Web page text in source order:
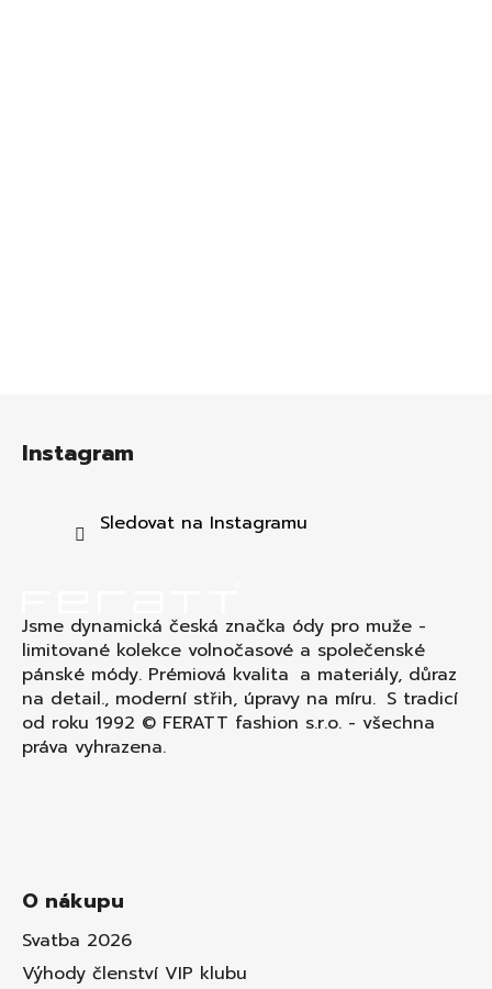
Instagram
Sledovat na Instagramu
Jsme dynamická česká značka ódy pro muže -
limitované kolekce volnočasové a společenské
pánské módy. Prémiová kvalita a materiály, důraz
na detail., moderní střih, úpravy na míru. S tradicí
od roku 1992 © FERATT fashion s.r.o. - všechna
práva vyhrazena.
O nákupu
Svatba 2026
Výhody členství VIP klubu